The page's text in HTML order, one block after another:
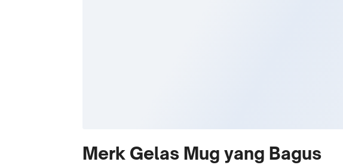
Merk Gelas Mug yang Bagus